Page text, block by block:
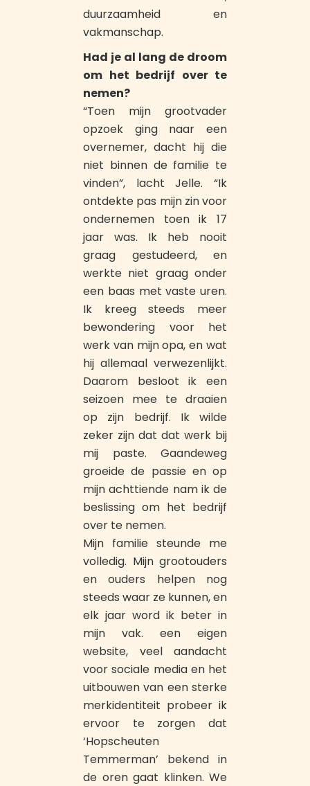
duurzaamheid en
vakmanschap.
Had je al lang de droom
om het bedrijf over te
nemen?
“Toen mijn grootvader
opzoek ging naar een
overnemer, dacht hij die
niet binnen de familie te
vinden”, lacht Jelle. “Ik
ontdekte pas mijn zin voor
ondernemen toen ik 17
jaar was. Ik heb nooit
graag gestudeerd, en
werkte niet graag onder
een baas met vaste uren.
Ik kreeg steeds meer
bewondering voor het
werk van mijn opa, en wat
hij allemaal verwezenlijkt.
Daarom besloot ik een
seizoen mee te draaien
op zijn bedrijf. Ik wilde
zeker zijn dat dat werk bij
mij paste. Gaandeweg
groeide de passie en op
mijn achttiende nam ik de
beslissing om het bedrijf
over te nemen.
Mijn familie steunde me
volledig. Mijn grootouders
en ouders helpen nog
steeds waar ze kunnen, en
elk jaar word ik beter in
mijn vak. een eigen
website, veel aandacht
voor sociale media en het
uitbouwen van een sterke
merkidentiteit probeer ik
ervoor te zorgen dat
‘Hopscheuten
Temmerman’ bekend in
de oren gaat klinken. We